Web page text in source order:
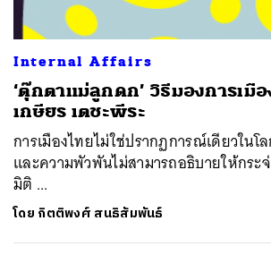
Internal Affairs
‘ตุ๊กตาแม่ลูกดก’ วิธีมองการเมื
เกษียร เตชะพีระ
การเมืองไทยไม่ใช่ปรากฏการณ์เดียวใน
และความพัวพันไม่สามารถอธิบายให้กระ
มิติ ...
โดย กิตติพงศ์ สนธิสัมพันธ์